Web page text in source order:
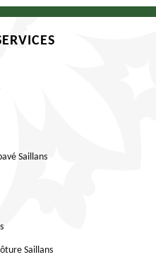
Saillans
Saillans